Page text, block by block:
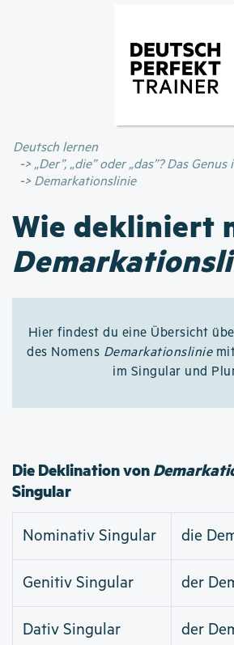
Inhalt
Deutsch lernen
„Der”, „die” oder „das”? Das
Demarkationslinie
Wie dekliniert
Hier findest du eine Übersicht
des Nomens Demarkationsliniemit
im Singular und
Die Deklination von
Singular
Nominativ Singular die
Genitiv Singular der
Dativ Singular der